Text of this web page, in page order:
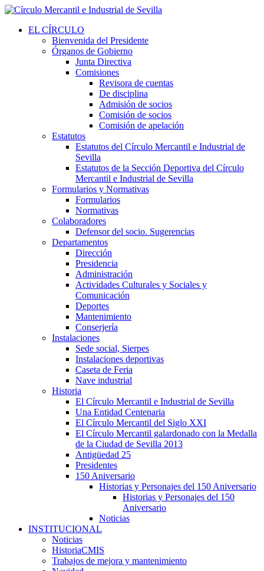
EL CÍRCULO
Bienvenida del Presidente
Órganos de Gobierno
Junta Directiva
Comisiones
Revisora de cuentas
De disciplina
Admisión de socios
Comisión de socios
Comisión de apelación
Estatutos
Estatutos del Círculo Mercantil e Industrial de
Sevilla
Estatutos de la Sección Deportiva del Círculo
Mercantil e Industrial de Sevilla
Formularios y Normativas
Formularios
Normativas
Colaboradores
Defensor del socio. Sugerencias
Departamentos
Dirección
Presidencia
Administración
Actividades Culturales y Sociales y
Comunicación
Deportes
Mantenimiento
Conserjería
Instalaciones
Sede social, Sierpes
Instalaciones deportivas
Caseta de Feria
Nave industrial
Historia
El Círculo Mercantil e Industrial de Sevilla
Una Entidad Centenaria
El Círculo Mercantil del Siglo XXI
El Círculo Mercantil galardonado con la Medalla
de la Ciudad de Sevilla 2013
Antigüedad 25
Presidentes
150 Aniversario
Historias y Personajes del 150 Aniversario
Historias y Personajes del 150
Aniversario
Noticias
INSTITUCIONAL
Noticias
HistoriaCMIS
Trabajos de mejora y mantenimiento